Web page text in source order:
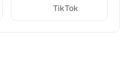
TikTok